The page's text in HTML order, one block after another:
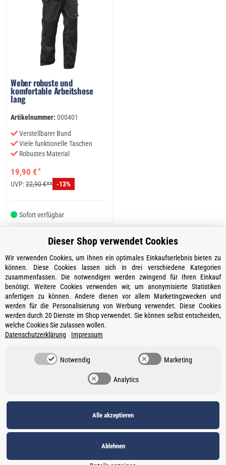
Weber robuste und
komfortable Arbeitshose
lang
Artikelnummer: 000401
Verstellbarer Bund
Viele funktionelle Taschen
Robustes Material
19,90 €*
UVP:22,90 €** -13%
Sofort verfügbar
Kontakt
Öffnungszeiten
Informationen
Ein Partner von
Vertrag widerrufen
Datenschutz•Impressum
*Alle Preise inkl. gesetzlicher USt., zzgl.Versand, ** Unverbindliche
© Weber GmbH
Dieser Shop verwendet Cookies
Wir verwenden Cookies, um Ihnen ein optimales Einkaufserlebnis bieten zu
können. Diese Cookies lassen sich in drei verschiedene Kategorien
zusammenfassen. Die notwendigen werden zwingend für Ihren Einkauf
benötigt. Weitere Cookies verwenden wir, um anonymisierte Statistiken
anfertigen zu können. Andere dienen vor allem Marketingzwecken und
werden für die Personalisierung von Werbung verwendet. Diese Cookies
werden durch 20 Dienste im Shop verwendet. Sie können selbst entscheiden,
welche Cookies Sie zulassen wollen.
Datenschutzerklärung Impressum
Notwendig Marketing
Analytics
Alle akzeptieren
Ablehnen